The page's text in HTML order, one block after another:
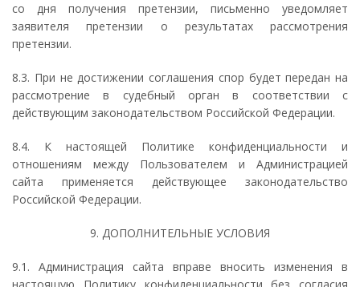
со дня получения претензии, письменно уведомляет
заявителя претензии о результатах рассмотрения
претензии.
8.3. При не достижении соглашения спор будет передан на
рассмотрение в судебный орган в соответствии с
действующим законодательством Российской Федерации.
8.4. К настоящей Политике конфиденциальности и
отношениям между Пользователем и Администрацией
сайта применяется действующее законодательство
Российской Федерации.
9. ДОПОЛНИТЕЛЬНЫЕ УСЛОВИЯ
9.1. Администрация сайта вправе вносить изменения в